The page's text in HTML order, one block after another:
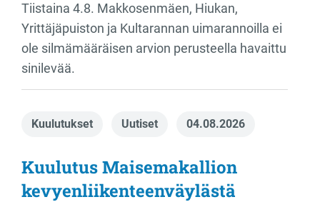
Tiistaina 4.8. Makkosenmäen, Hiukan,
Yrittäjäpuiston ja Kultarannan uimarannoilla ei
ole silmämääräisen arvion perusteella havaittu
sinilevää.
Kuulutukset Uutiset 04.08.2026
Kuulutus Maisemakallion
kevyenliikenteenväylästä